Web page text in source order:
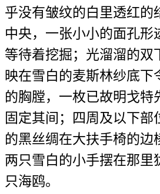
乎没有皱纹的白里透红的
中央，一张小小的面孔形
等待着挖掘；光溜溜的双
映在雪白的麦斯林纱底下
的胸膛，一枚已故明戈特
固定其间；四周及以下部
的黑丝绸在大扶手椅的边
两只雪白的小手摆在那里
只海鸥。